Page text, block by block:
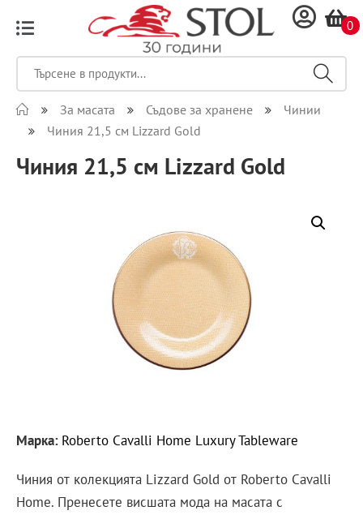
0
За масата Съдове за хранене
Чинии
Чиния 21,5 см Lizzard Gold
Чиния 21,5 см Lizzard Gold
Марка: Roberto Cavalli Home Luxury Tableware
Чиния от колекцията Lizzard Gold от Roberto Cavalli
Home. Пренесете висшата мода на масата с